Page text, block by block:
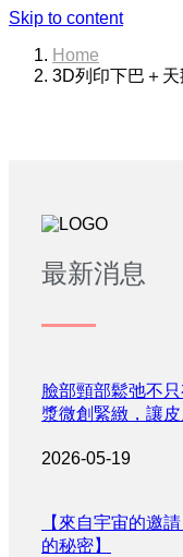
Skip to content
Home
3D列印下巴＋
最新消息
臉部頸部鬆弛不
漿微創緊緻，讓
2026-05-19
【來自宇宙的邀
的秘密】